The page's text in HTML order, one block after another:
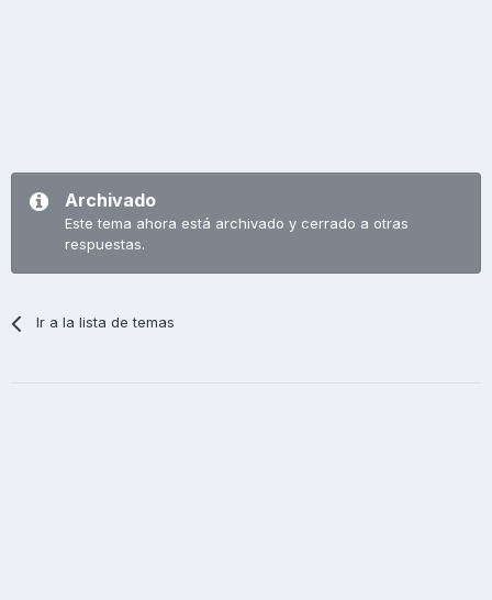
Archivado
Este tema ahora está archivado y cerrado a otras
respuestas.
Ir a la lista de temas